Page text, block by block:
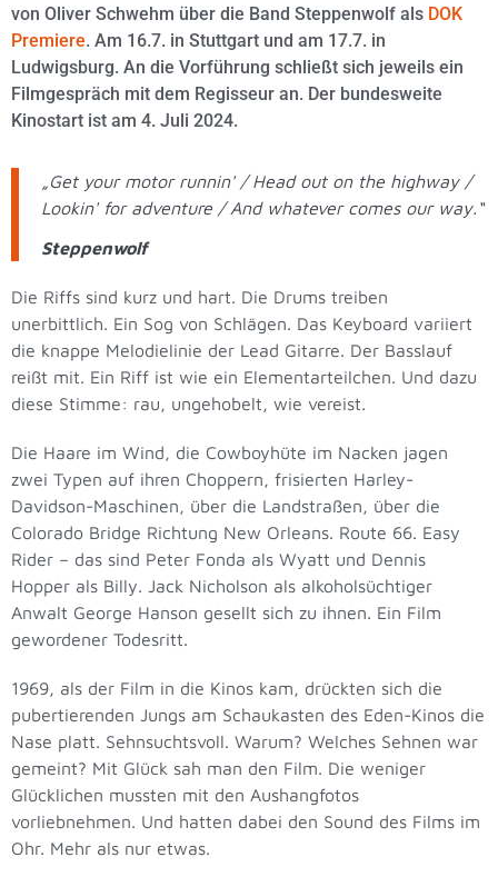
von Oliver Schwehm über die Band Steppenwolf als DOK
Premiere. Am 16.7. in Stuttgart und am 17.7. in
Ludwigsburg. An die Vorführung schließt sich jeweils ein
Filmgespräch mit dem Regisseur an. Der bundesweite
Kinostart ist am 4. Juli 2024.
„Get your motor runnin' / Head out on the highway /
Lookin' for adventure / And whatever comes our way.“
Steppenwolf
Die Riffs sind kurz und hart. Die Drums treiben
unerbittlich. Ein Sog von Schlägen. Das Keyboard variiert
die knappe Melodielinie der Lead Gitarre. Der Basslauf
reißt mit. Ein Riff ist wie ein Elementarteilchen. Und dazu
diese Stimme: rau, ungehobelt, wie vereist.
Die Haare im Wind, die Cowboyhüte im Nacken jagen
zwei Typen auf ihren Choppern, frisierten Harley-
Davidson-Maschinen, über die Landstraßen, über die
Colorado Bridge Richtung New Orleans. Route 66. Easy
Rider – das sind Peter Fonda als Wyatt und Dennis
Hopper als Billy. Jack Nicholson als alkoholsüchtiger
Anwalt George Hanson gesellt sich zu ihnen. Ein Film
gewordener Todesritt.
1969, als der Film in die Kinos kam, drückten sich die
pubertierenden Jungs am Schaukasten des Eden-Kinos die
Nase platt. Sehnsuchtsvoll. Warum? Welches Sehnen war
gemeint? Mit Glück sah man den Film. Die weniger
Glücklichen mussten mit den Aushangfotos
vorliebnehmen. Und hatten dabei den Sound des Films im
Ohr. Mehr als nur etwas.